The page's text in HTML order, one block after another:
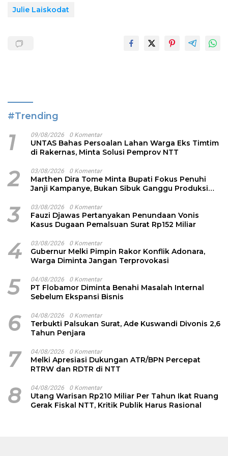
Julie Laiskodat
#Trending
1 09/08/2026 0 Komentar
UNTAS Bahas Persoalan Lahan Warga Eks Timtim
di Rakernas, Minta Solusi Pemprov NTT
2 03/08/2026 0 Komentar
Marthen Dira Tome Minta Bupati Fokus Penuhi
Janji Kampanye, Bukan Sibuk Ganggu Produksi
3 03/08/2026 0 Komentar
Fauzi Djawas Pertanyakan Penundaan Vonis
Kasus Dugaan Pemalsuan Surat Rp152 Miliar
4 03/08/2026 0 Komentar
Gubernur Melki Pimpin Rakor Konflik Adonara,
Warga Diminta Jangan Terprovokasi
5 04/08/2026 0 Komentar
PT Flobamor Diminta Benahi Masalah Internal
Sebelum Ekspansi Bisnis
6 04/08/2026 0 Komentar
Terbukti Palsukan Surat, Ade Kuswandi Divonis 2,6
Tahun Penjara
7 04/08/2026 0 Komentar
Melki Apresiasi Dukungan ATR/BPN Percepat
RTRW dan RDTR di NTT
8 04/08/2026 0 Komentar
Utang Warisan Rp210 Miliar Per Tahun Ikat Ruang
Gerak Fiskal NTT, Kritik Publik Harus Rasional